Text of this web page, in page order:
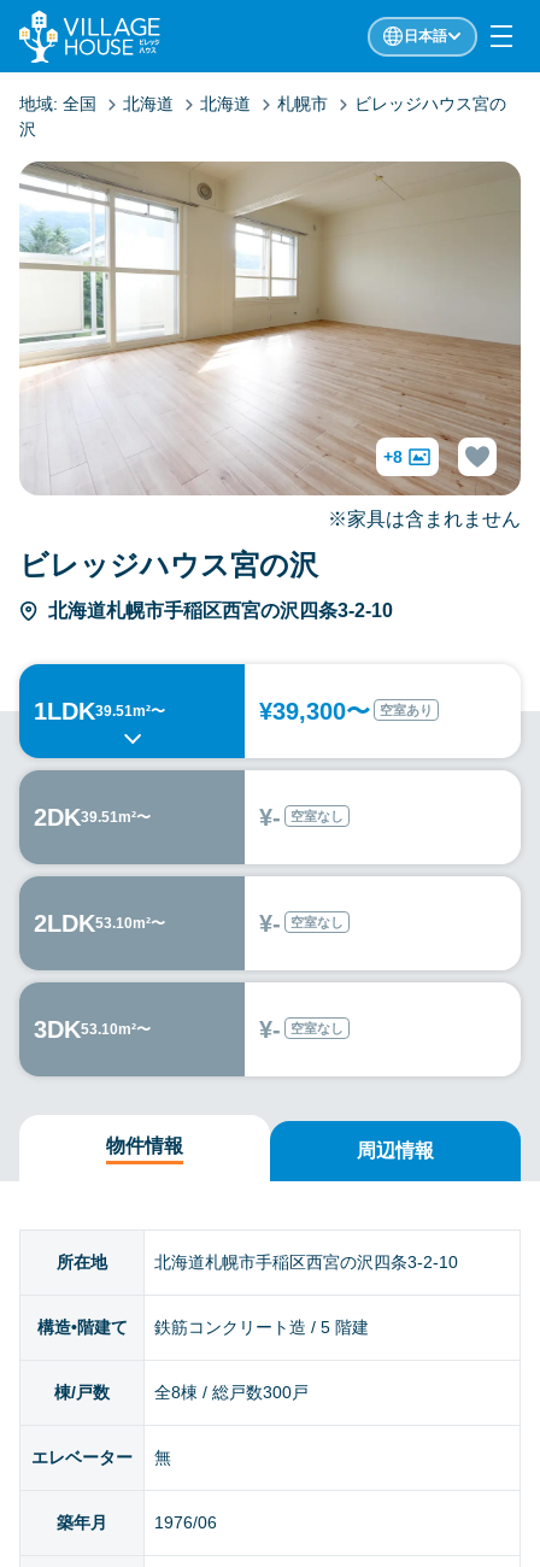
日本語
地域: 全国 北海道 北海道 札幌市
ビレッジハウス宮の
沢
ビレッジハウス宮の沢
北海道札幌市手稲区西宮の沢四条3-2-10
+8
※家具は含まれません
1LDK39.51m²〜 ¥39,300〜 空室あり
2DK39.51m²〜 ¥- 空室なし
2LDK53.10m²〜 ¥- 空室なし
3DK53.10m²〜 ¥- 空室なし
物件情報 周辺情報
所在地 北海道札幌市手稲区西宮の沢四条3-2-10
構造•階建て 鉄筋コンクリート造 / 5 階建
棟/戸数 全8棟 / 総戸数300戸
エレベーター 無
築年月 1976/06